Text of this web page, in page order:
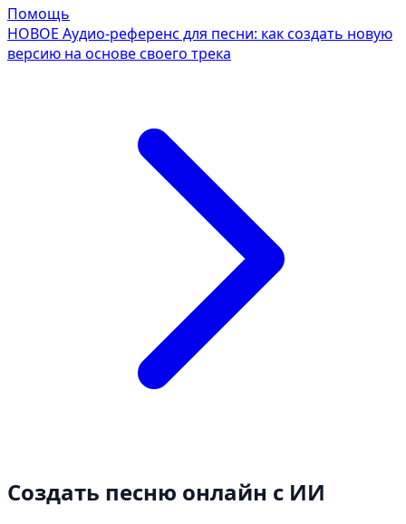
Помощь
НОВОЕ Аудио-референс для песни: как создать новую
версию на основе своего трека
Создать песню онлайн с ИИ